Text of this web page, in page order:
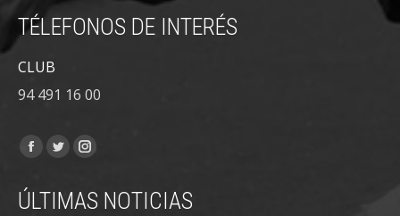
TÉLEFONOS DE INTERÉS
CLUB
94 491 16 00
Encuéntranos en:
Facebook
opens
Twitter
opens
Instagram
opens
ÚLTIMAS NOTICIAS